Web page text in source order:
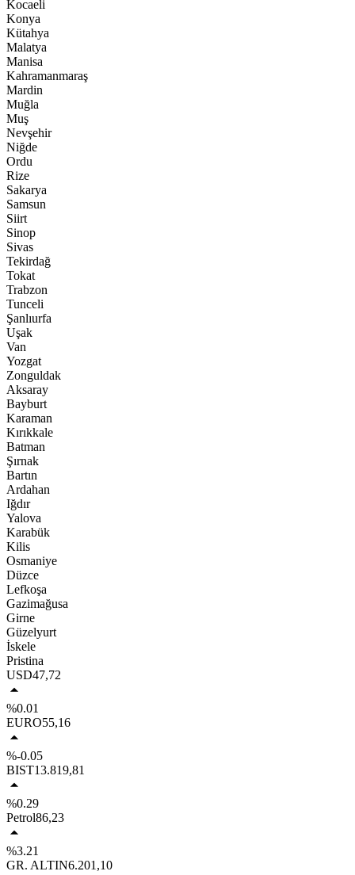
Kocaeli
Konya
Kütahya
Malatya
Manisa
Kahramanmaraş
Mardin
Muğla
Muş
Nevşehir
Niğde
Ordu
Rize
Sakarya
Samsun
Siirt
Sinop
Sivas
Tekirdağ
Tokat
Trabzon
Tunceli
Şanlıurfa
Uşak
Van
Yozgat
Zonguldak
Aksaray
Bayburt
Karaman
Kırıkkale
Batman
Şırnak
Bartın
Ardahan
Iğdır
Yalova
Karabük
Kilis
Osmaniye
Düzce
Lefkoşa
Gazimağusa
Girne
Güzelyurt
İskele
Pristina
USD47,72
%0.01
EURO55,16
%-0.05
BIST13.819,81
%0.29
Petrol86,23
%3.21
GR. ALTIN6.201,10